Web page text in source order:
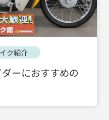
ク紹介
ーにおすすめの